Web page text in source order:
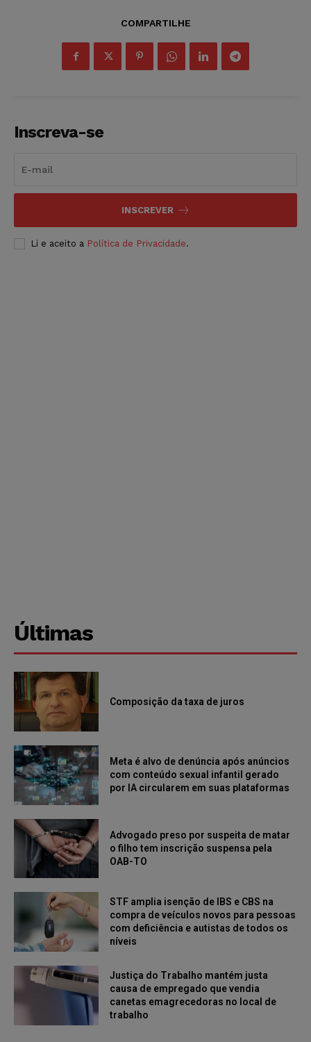
COMPARTILHE
Inscreva-se
INSCREVER
Li e aceito a Política de Privacidade.
Últimas
Composição da taxa de juros
Meta é alvo de denúncia após anúncios
com conteúdo sexual infantil gerado
por IA circularem em suas plataformas
Advogado preso por suspeita de matar
o filho tem inscrição suspensa pela
OAB-TO
STF amplia isenção de IBS e CBS na
compra de veículos novos para pessoas
com deficiência e autistas de todos os
níveis
Justiça do Trabalho mantém justa
causa de empregado que vendia
canetas emagrecedoras no local de
trabalho